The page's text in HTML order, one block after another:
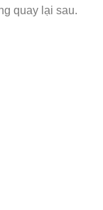
quay lại sau.